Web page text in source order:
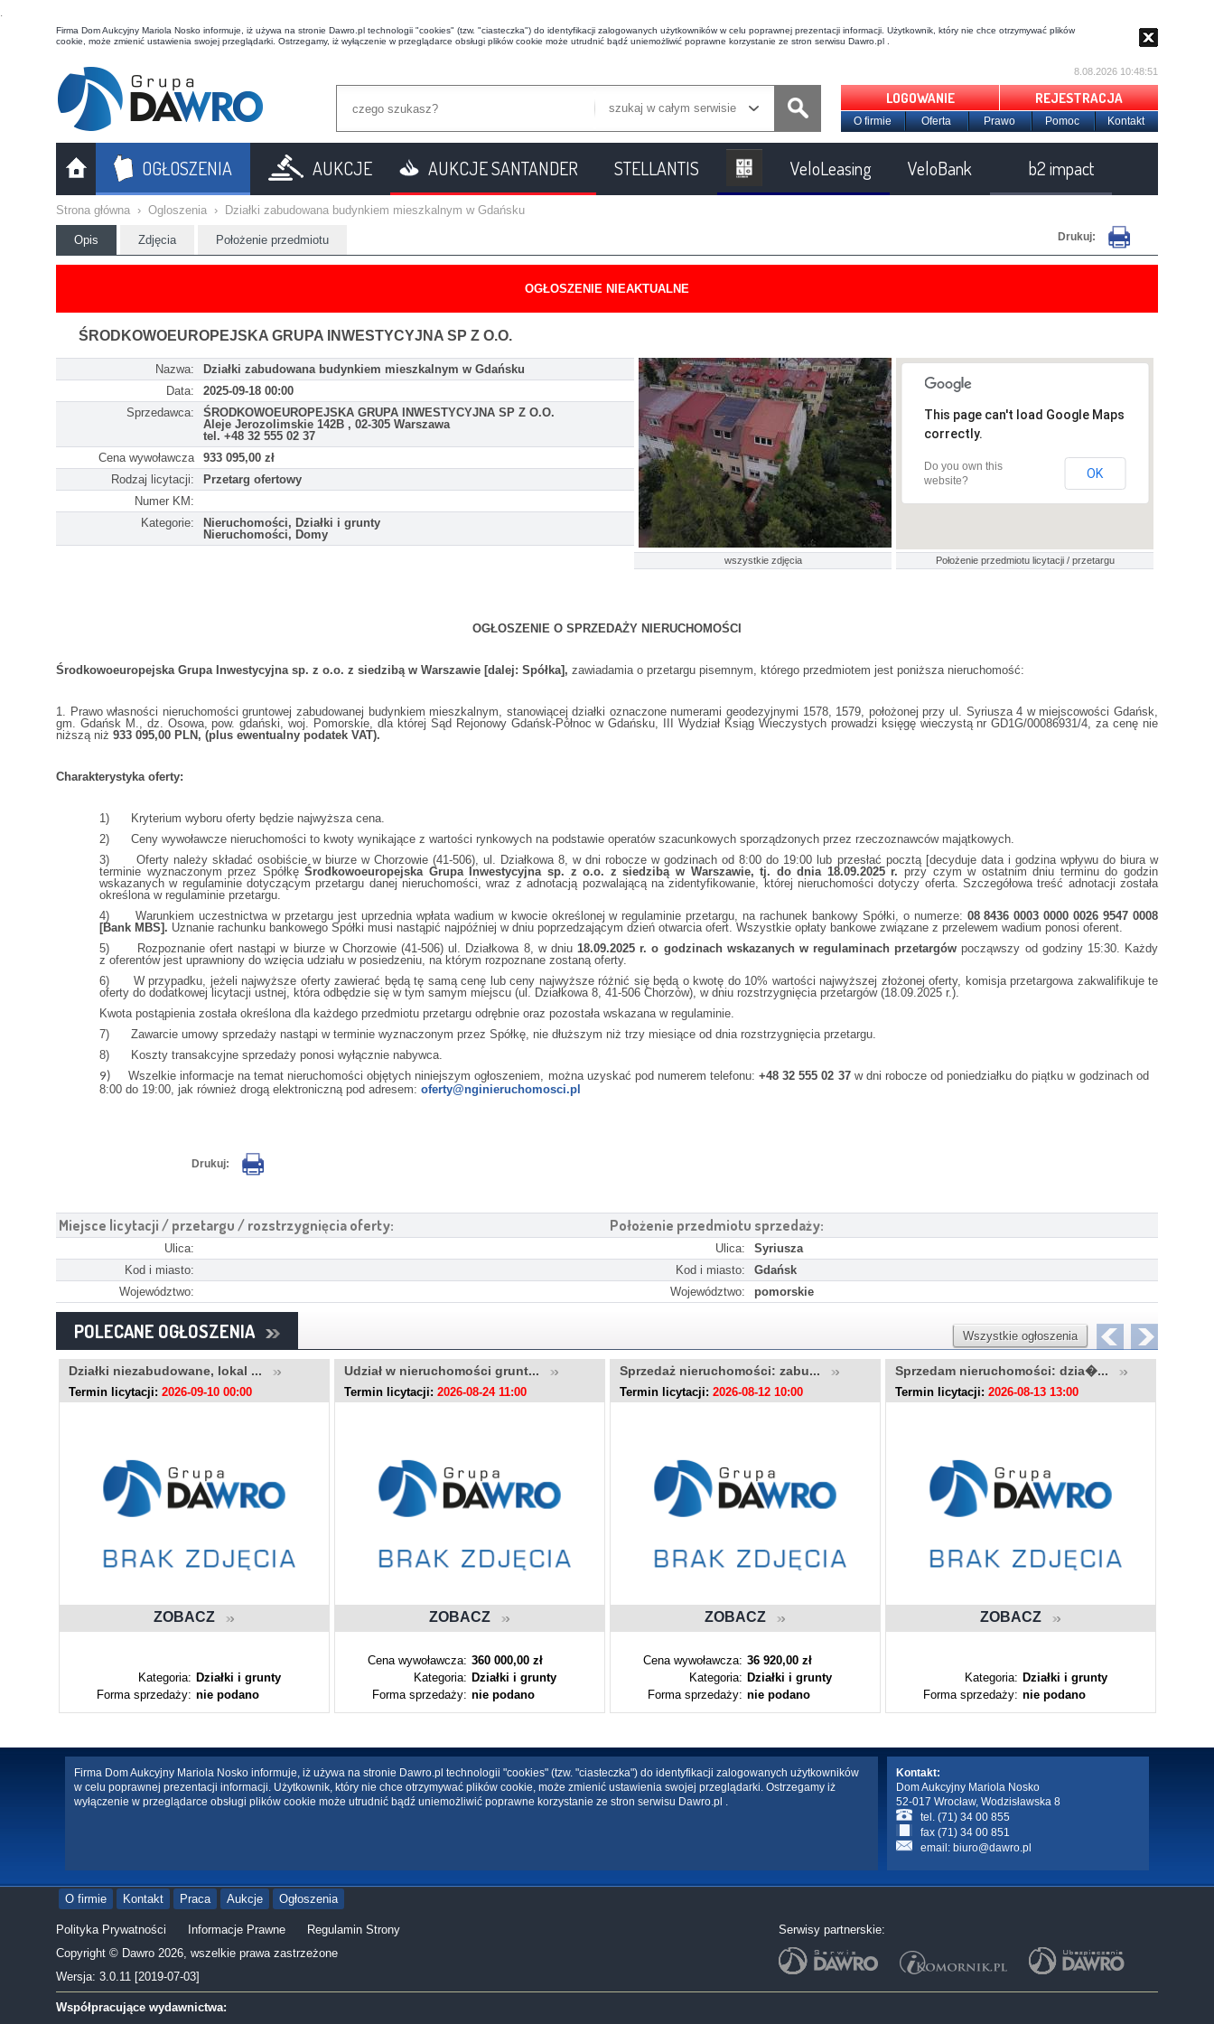
t
Firma Dom Aukcyjny Mariola Nosko informuje, iż używa na stronie Dawro.pl technologii "cookies" (tzw. "ciasteczka") do identyfikacji zalogowanych użytkowników w celu poprawnej prezentacji informacji. Użytkownik, który nie chce otrzymywać plików
cookie, może zmienić ustawienia swojej przeglądarki. Ostrzegamy, iż wyłączenie w przeglądarce obsługi plików cookie może utrudnić bądź uniemożliwić poprawne korzystanie ze stron serwisu Dawro.pl .
szukaj w całym serwisie
8.08.2026 10:48:52
LOGOWANIE REJESTRACJA
O firmie Oferta Prawo Pomoc Kontakt
OGŁOSZENIA AUKCJE AUKCJE SANTANDER STELLANTIS VeloLeasing VeloBank b2 impact
Strona główna › Ogloszenia › Działki zabudowana budynkiem mieszkalnym w Gdańsku
Drukuj:
Opis Zdjęcia Położenie przedmiotu
OGŁOSZENIE NIEAKTUALNE
ŚRODKOWOEUROPEJSKA GRUPA INWESTYCYJNA SP Z O.O.
Nazwa:
Działki zabudowana budynkiem mieszkalnym w Gdańsku
Data:
2025-09-18 00:00
Sprzedawca:
ŚRODKOWOEUROPEJSKA GRUPA INWESTYCYJNA SP Z O.O.
Aleje Jerozolimskie 142B , 02-305 Warszawa
tel. +48 32 555 02 37
Cena wywoławcza
933 095,00 zł
Rodzaj licytacji:
Przetarg ofertowy
Numer KM:
Kategorie:
Nieruchomości, Działki i grunty
Nieruchomości, Domy
wszystkie zdjęcia
This page can't load Google Maps
correctly.
Do you own this
website?
OK
Położenie przedmiotu licytacji / przetargu
OGŁOSZENIE O SPRZEDAŻY NIERUCHOMOŚCI
Środkowoeuropejska Grupa Inwestycyjna sp. z o.o. z siedzibą w Warszawie [dalej: Spółka], zawiadamia o przetargu pisemnym, którego przedmiotem jest poniższa nieruchomość:
1. Prawo własności nieruchomości gruntowej zabudowanej budynkiem mieszkalnym, stanowiącej działki oznaczone numerami geodezyjnymi 1578, 1579, położonej przy ul. Syriusza 4 w miejscowości Gdańsk,
gm. Gdańsk M., dz. Osowa, pow. gdański, woj. Pomorskie, dla której Sąd Rejonowy Gdańsk-Północ w Gdańsku, III Wydział Ksiąg Wieczystych prowadzi księgę wieczystą nr GD1G/00086931/4, za cenę nie
niższą niż 933 095,00 PLN, (plus ewentualny podatek VAT).
Charakterystyka oferty:
1) Kryterium wyboru oferty będzie najwyższa cena.
2) Ceny wywoławcze nieruchomości to kwoty wynikające z wartości rynkowych na podstawie operatów szacunkowych sporządzonych przez rzeczoznawców majątkowych.
3) Oferty należy składać osobiście w biurze w Chorzowie (41-506), ul. Działkowa 8, w dni robocze w godzinach od 8:00 do 19:00 lub przesłać pocztą [decyduje data i godzina wpływu do biura w
terminie wyznaczonym przez SpółkęŚrodkowoeuropejska Grupa Inwestycyjna sp. z o.o. z siedzibą w Warszawie, tj. do dnia 18.09.2025 r. przy czym w ostatnim dniu terminu do godzin
wskazanych w regulaminie dotyczącym przetargu danej nieruchomości, wraz z adnotacją pozwalającą na zidentyfikowanie, której nieruchomości dotyczy oferta. Szczegółowa treść adnotacji została
określona w regulaminie przetargu.
4) Warunkiem uczestnictwa w przetargu jest uprzednia wpłata wadium w kwocie określonej w regulaminie przetargu, na rachunek bankowy Spółki, o numerze: 08 8436 0003 0000 0026 9547 0008
[Bank MBS]. Uznanie rachunku bankowego Spółki musi nastąpić najpóźniej w dniu poprzedzającym dzień otwarcia ofert. Wszystkie opłaty bankowe związane z przelewem wadium ponosi oferent.
5) Rozpoznanie ofert nastąpi w biurze w Chorzowie (41-506) ul. Działkowa 8, w dniu18.09.2025 r. o godzinach wskazanych w regulaminach przetargów począwszy od godziny 15:30. Każdy
z oferentów jest uprawniony do wzięcia udziału w posiedzeniu, na którym rozpoznane zostaną oferty.
6) W przypadku, jeżeli najwyższe oferty zawierać będą tę samą cenę lub ceny najwyższe różnić się będą o kwotę do 10% wartości najwyższej złożonej oferty, komisja przetargowa zakwalifikuje te
oferty do dodatkowej licytacji ustnej, która odbędzie się w tym samym miejscu (ul. Działkowa 8, 41-506 Chorzów), w dniu rozstrzygnięcia przetargów (18.09.2025 r.).
Kwota postąpienia została określona dla każdego przedmiotu przetargu odrębnie oraz pozostała wskazana w regulaminie.
7) Zawarcie umowy sprzedaży nastąpi w terminie wyznaczonym przez Spółkę, nie dłuższym niż trzy miesiące od dnia rozstrzygnięcia przetargu.
8) Koszty transakcyjne sprzedaży ponosi wyłącznie nabywca.
9) Wszelkie informacje na temat nieruchomości objętych niniejszym ogłoszeniem, można uzyskać pod numerem telefonu:+48 32 555 02 37w dni robocze od poniedziałku do piątku w godzinach od
8:00 do 19:00, jak również drogą elektroniczną pod adresem: oferty@nginieruchomosci.pl
Drukuj:
Miejsce licytacji / przetargu / rozstrzygnięcia oferty:
Ulica:
Kod i miasto:
Województwo:
Położenie przedmiotu sprzedaży:
Ulica:
Syriusza
Kod i miasto:
Gdańsk
Województwo:
pomorskie
POLECANE OGŁOSZENIA Wszystkie ogłoszenia
Działki niezabudowane, lokal ...
Termin licytacji: 2026-09-10 00:00
ZOBACZ
Kategoria: Działki i grunty
Forma sprzedaży: nie podano
Udział w nieruchomości grunt...
Termin licytacji: 2026-08-24 11:00
ZOBACZ
Cena wywoławcza: 360 000,00 zł
Kategoria: Działki i grunty
Forma sprzedaży: nie podano
Sprzedaż nieruchomości: zabu...
Termin licytacji: 2026-08-12 10:00
ZOBACZ
Cena wywoławcza: 36 920,00 zł
Kategoria: Działki i grunty
Forma sprzedaży: nie podano
Sprzedam nieruchomości: dzia�...
Termin licytacji: 2026-08-13 13:00
ZOBACZ
Kategoria: Działki i grunty
Forma sprzedaży: nie podano
Firma Dom Aukcyjny Mariola Nosko informuje, iż używa na stronie Dawro.pl technologii "cookies" (tzw. "ciasteczka") do identyfikacji zalogowanych użytkowników
w celu poprawnej prezentacji informacji. Użytkownik, który nie chce otrzymywać plików cookie, może zmienić ustawienia swojej przeglądarki. Ostrzegamy iż
wyłączenie w przeglądarce obsługi plików cookie może utrudnić bądź uniemożliwić poprawne korzystanie ze stron serwisu Dawro.pl .
Kontakt:
Dom Aukcyjny Mariola Nosko
52-017 Wrocław, Wodzisławska 8
tel. (71) 34 00 855
fax (71) 34 00 851
email: biuro@dawro.pl
O firmie Kontakt Praca Aukcje Ogłoszenia
Polityka Prywatności Informacje Prawne
Regulamin Strony
Copyright © Dawro 2026, wszelkie prawa zastrzeżone
Wersja: 3.0.11 [2019-07-03]
Serwisy partnerskie:
Współpracujące wydawnictwa: